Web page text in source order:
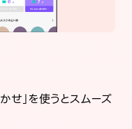
せ」を使うとスムーズ